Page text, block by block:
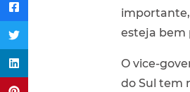
esteja bem
O vice-
do Sul tem